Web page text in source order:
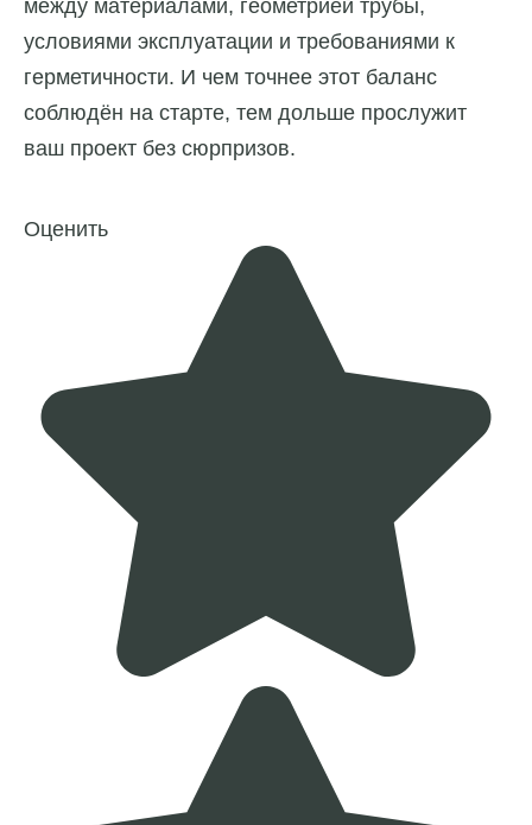
между материалами, геометрией трубы,
условиями эксплуатации и требованиями к
герметичности. И чем точнее этот баланс
соблюдён на старте, тем дольше прослужит
ваш проект без сюрпризов.
Оценить